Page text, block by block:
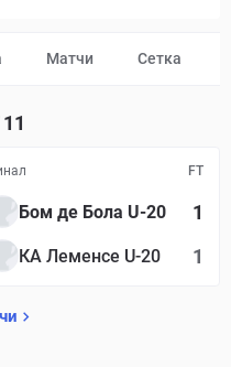
Матчи Сетка
11
FT
Бом де Бола U-20 1
КА Леменсе U-20 1